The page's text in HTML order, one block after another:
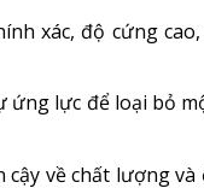
xác, độ cứng
ứng lực để loại bỏ
về chất lượng